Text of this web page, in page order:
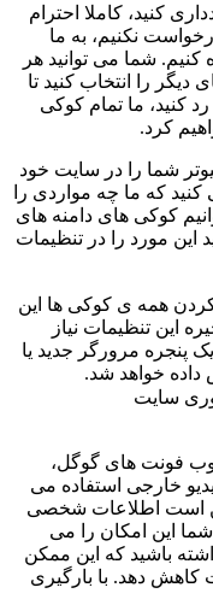
کنید، کاملا احترام
نکنیم، به ما
کنیم. شما می توانید هر
را انتخاب کنید تا
کنید، ما تمام کوکی
کرد.
شما را در سایت خود
کنید که ما چه مواردی را
کوکی های دامنه های
این مورد را در تنظیمات
کردن همه ی کوکی ها این
کوکی برای ذخیره این تنظیمات نیاز
پنجره مرورگر جدید یا
داده خواهد شد.
سایت
فونت های گوگل،
خارجی استفاده می
است اطلاعات شخصی
این امکان را می
باشید که این ممکن
دهد. با بارگیری